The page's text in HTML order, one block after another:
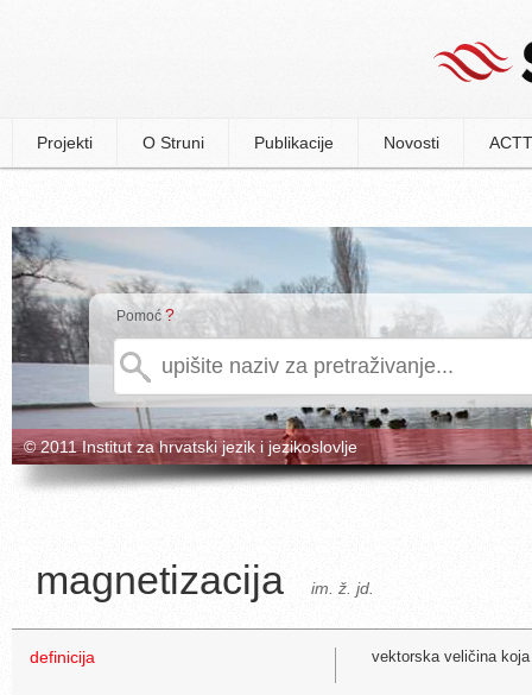
Projekti O Struni Publikacije Novosti
Pomoć ?
© 2011 Institut za hrvatski jezik i jezikoslovlje
magnetizacija im. ž. jd.
definicija vektorska veličina